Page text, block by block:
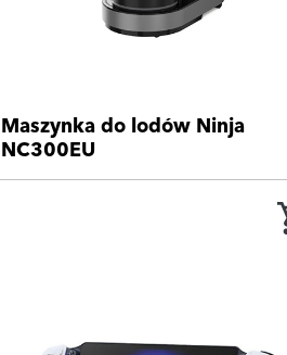
Maszynka do lodów Ninja
NC300EU